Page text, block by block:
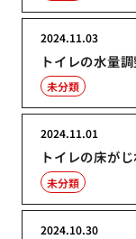
トイレの水量
2024.11.03
未分類
トイレの床が
2024.11.01
未分類
2024.10.30